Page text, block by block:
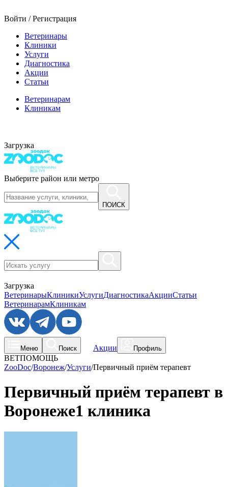
Войти / Регистрация
Ветеринары
Клиники
Услуги
Диагностика
Акции
Статьи
Ветеринарам
Клиникам
Загрузка
Выберите район или метро
ПОИСК
Загрузка
ВетеринарыКлиникиУслугиДиагностикаАкцииСтатьи
ВетеринарамКлиникам
Меню Поиск Акции Профиль
ВЕТПОМОЩЬ
ZooDoc/Воронеж/Услуги/Первичный приём терапевт
Первичный приём терапевт в
Воронеже1 клиника